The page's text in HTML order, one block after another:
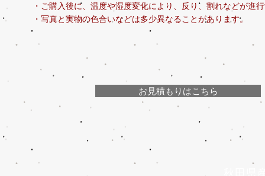
・ご購入後に、温度や湿度変化により、反り、割れなどが進
​・写真と実物の色合いなどは多少異なることがあります。
お見積もりはこちら